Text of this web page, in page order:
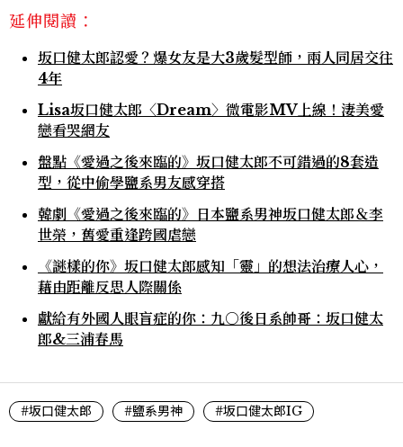
延伸閱讀：
坂口健太郎認愛？爆女友是大3歲髮型師，兩人同居交往
4年
Lisa坂口健太郎〈Dream〉微電影MV上線！淒美愛
戀看哭網友
盤點《愛過之後來臨的》坂口健太郎不可錯過的8套造
型，從中偷學鹽系男友感穿搭
韓劇《愛過之後來臨的》日本鹽系男神坂口健太郎＆李
世榮，舊愛重逢跨國虐戀
《謎樣的你》坂口健太郎感知「靈」的想法治療人心，
藉由距離反思人際關係
獻給有外國人眼盲症的你：九○後日系帥哥：坂口健太
郎&三浦春馬
#坂口健太郎 #鹽系男神 #坂口健太郎IG